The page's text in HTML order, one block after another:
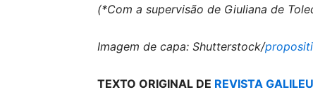
(*Com a supervisão de Giuliana de
Imagem de capa: Shutterstock/
TEXTO ORIGINAL DE REVISTA GALILEU